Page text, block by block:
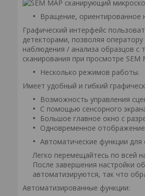
Вращение, ориентированное
Графический интерфейс
детекторами, позволяя
наблюдения / анализа образцов с
сканирования при просмотре SEM
Несколько режимов работы.
Имеет удобный и гибкий
Возможность управления
С помощью сенсорного
Большое главное окно с
Одновременное
Автоматические функции
Легко перемещайтесь по всей
После завершения настройки
автоматизируются, так что
Автоматизированные функции: